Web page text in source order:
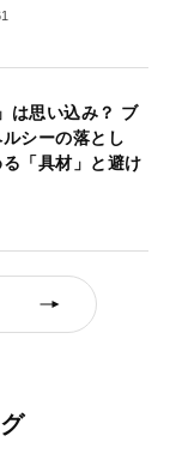
は思い込み？ ブ
シーの落とし
「具材」と避け